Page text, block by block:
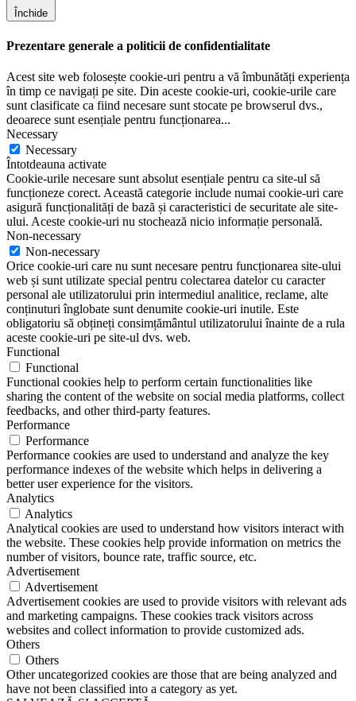
Închide
Prezentare generale a politicii de confidentialitate
Acest site web folosește cookie-uri pentru a vă îmbunătăți experiența
în timp ce navigați pe site. Din aceste cookie-uri, cookie-urile care
sunt clasificate ca fiind necesare sunt stocate pe browserul dvs.,
deoarece sunt esențiale pentru funcționarea...
Necessary
Necessary
Întotdeauna activate
Cookie-urile necesare sunt absolut esențiale pentru ca site-ul să
funcționeze corect. Această categorie include numai cookie-uri care
asigură funcționalități de bază și caracteristici de securitate ale site-
ului. Aceste cookie-uri nu stochează nicio informație personală.
Non-necessary
Non-necessary
Orice cookie-uri care nu sunt necesare pentru funcționarea site-ului
web și sunt utilizate special pentru colectarea datelor cu caracter
personal ale utilizatorului prin intermediul analitice, reclame, alte
conținuturi înglobate sunt denumite cookie-uri inutile. Este
obligatoriu să obțineți consimțământul utilizatorului înainte de a rula
aceste cookie-uri pe site-ul dvs. web.
Functional
Functional
Functional cookies help to perform certain functionalities like
sharing the content of the website on social media platforms, collect
feedbacks, and other third-party features.
Performance
Performance
Performance cookies are used to understand and analyze the key
performance indexes of the website which helps in delivering a
better user experience for the visitors.
Analytics
Analytics
Analytical cookies are used to understand how visitors interact with
the website. These cookies help provide information on metrics the
number of visitors, bounce rate, traffic source, etc.
Advertisement
Advertisement
Advertisement cookies are used to provide visitors with relevant ads
and marketing campaigns. These cookies track visitors across
websites and collect information to provide customized ads.
Others
Others
Other uncategorized cookies are those that are being analyzed and
have not been classified into a category as yet.